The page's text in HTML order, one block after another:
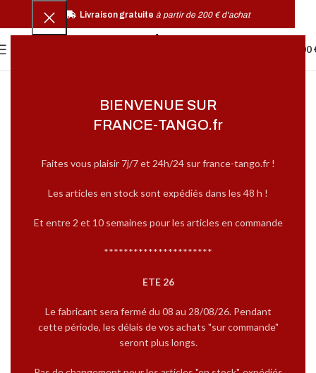
BIENVENUE SUR
FRANCE-TANGO.fr
Faites vous plaisir 7j/7 et 24h/24 sur france-tango.fr !
Les articles en stock sont expédiés dans les 48 h !
Et entre 2 et 10 semaines pour les articles en commande
**********************
ETE 26
Le fabricant sera fermé du 08 au 28/08/26. Pendant
cette période, les délais de vos achats "sur commande"
seront plus longs.
0,00
Livraison gratuite à partir de 200 € d'achat